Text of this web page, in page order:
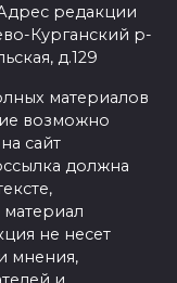
редакции
Курганский р-
д.129
материалов
возможно
сайт
должна
не несет
мнения,